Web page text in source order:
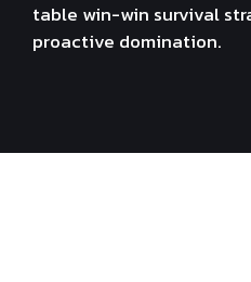
table win-win survival
proactive domination.